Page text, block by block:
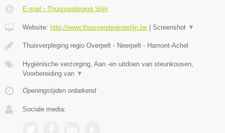
E-mail › Thuisverpleging Stijn
Website: http://www.thuisverplegingstijn.be Screenshot ▼
Thuisverpleging regio Overpelt - Neerpelt - Hamont-Achel
Hygiënische verzorging, Aan -en uitdoen van steunkousen,
Voorbereiding van ▼
Openingstijden onbekend
Sociale media: